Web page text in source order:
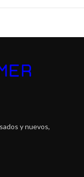
y nuevos,